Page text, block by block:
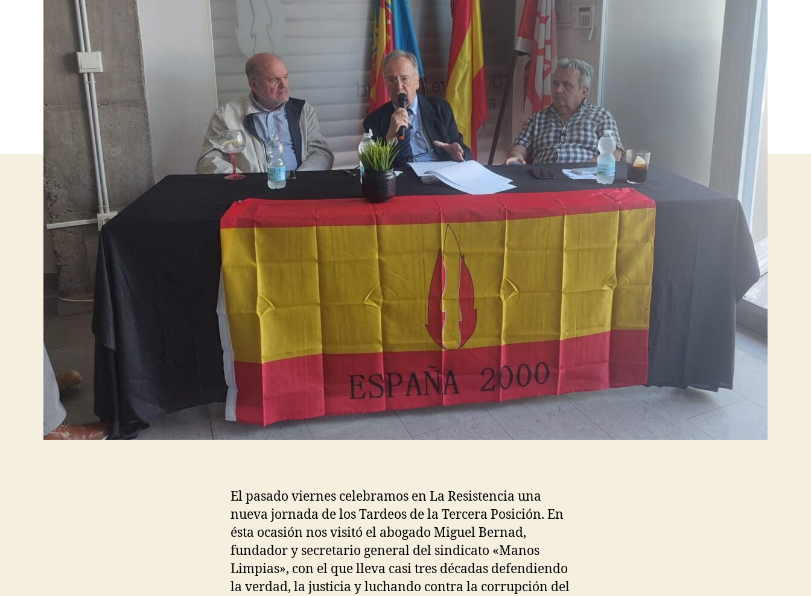
El pasado viernes celebramos en La Resistencia una
nueva jornada de los Tardeos de la Tercera Posición. En
ésta ocasión nos visitó el abogado Miguel Bernad,
fundador y secretario general del sindicato «Manos
Limpias», con el que lleva casi tres décadas defendiendo
la verdad, la justicia y luchando contra la corrupción del